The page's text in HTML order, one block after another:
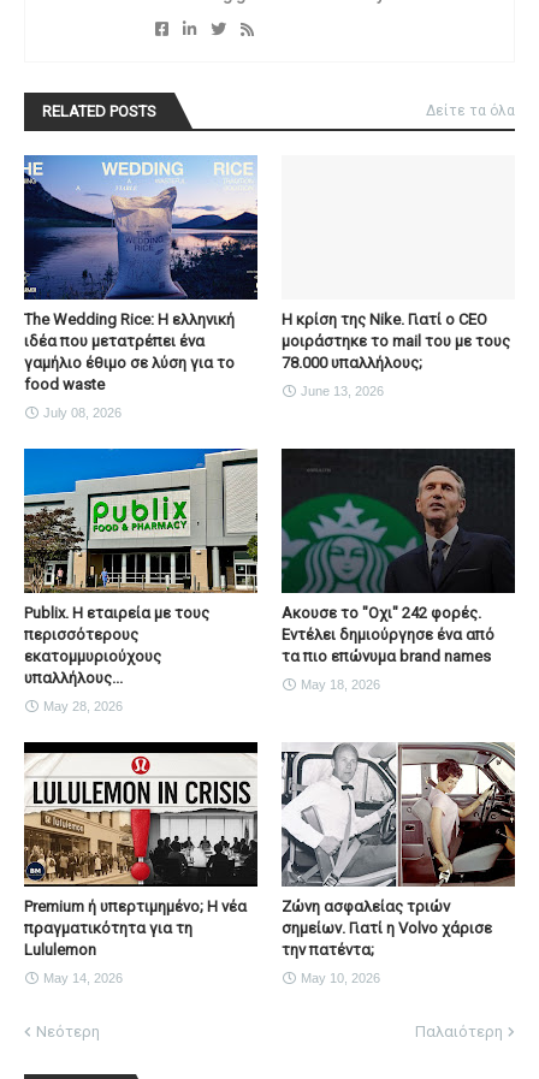
RELATED POSTS Δείτε τα όλα
The Wedding Rice: Η ελληνική
ιδέα που μετατρέπει ένα
γαμήλιο έθιμο σε λύση για το
food waste
July 08, 2026
Η κρίση της Nike. Γιατί ο CEO
μοιράστηκε το mail του με τους
78.000 υπαλλήλους;
June 13, 2026
Publix. Η εταιρεία με τους
περισσότερους
εκατομμυριούχους
υπαλλήλους...
May 28, 2026
Ακουσε το "Οχι" 242 φορές.
Εντέλει δημιούργησε ένα από
τα πιο επώνυμα brand names
May 18, 2026
Premium ή υπερτιμημένο; Η νέα
πραγματικότητα για τη
Lululemon
May 14, 2026
Ζώνη ασφαλείας τριών
σημείων. Γιατί η Volvo χάρισε
την πατέντα;
May 10, 2026
Νεότερη Παλαιότερη